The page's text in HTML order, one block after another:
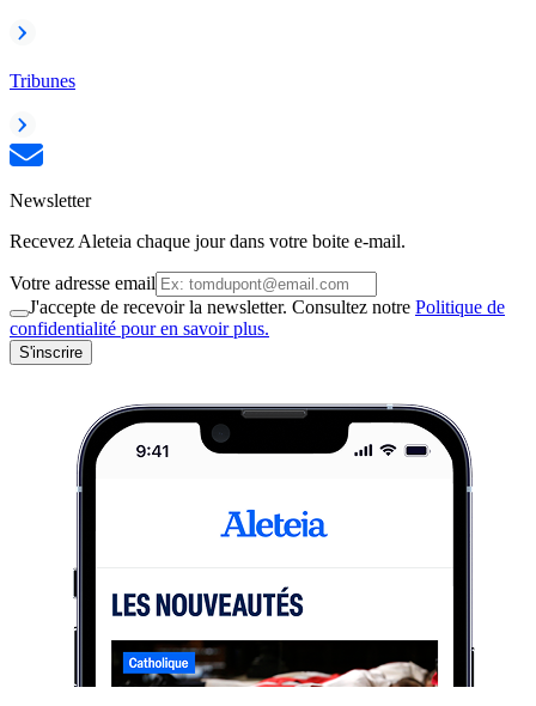
Tribunes
Newsletter
Recevez Aleteia chaque jour dans votre boite e-mail.
Votre adresse email
J'accepte de recevoir la newsletter. Consultez notre Politique de
confidentialité pour en savoir plus.
S'inscrire